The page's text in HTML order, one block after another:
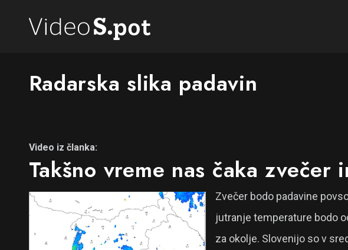
Radarska slika padavin
Video iz članka:
Takšno vreme nas čaka
Zvečer bodo padavine
jutranje temperature bodo
za okolje. Slovenijo so v